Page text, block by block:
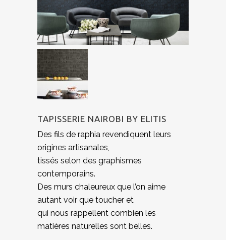
TAPISSERIE NAIROBI BY ELITIS
Des fils de raphia revendiquent leurs
origines artisanales,
tissés selon des graphismes
contemporains.
Des murs chaleureux que l’on aime
autant voir que toucher et
qui nous rappellent combien les
matières naturelles sont belles.